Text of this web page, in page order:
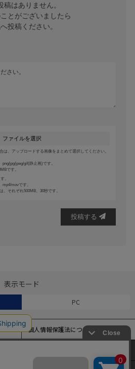
稿はありません。
とがございましたら
投稿ください。
ファイルを選択
は、アップロードする画像をまとめて選択してください。
jpg/jpeg/gif(静止画)です。
です。
。
movです。
、それぞれ500MB、30秒です。
投稿する
表示モード
PC
個人情報保護法について
析およびサイトの利便性の向上のため
しています。